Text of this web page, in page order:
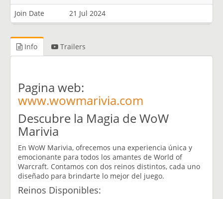
Join Date
21 Jul 2024
Info Trailers
Pagina web:
www.wowmarivia.com
Descubre la Magia de WoW
Marivia
En WoW Marivia, ofrecemos una experiencia única y
emocionante para todos los amantes de World of
Warcraft. Contamos con dos reinos distintos, cada uno
diseñado para brindarte lo mejor del juego.
Reinos Disponibles: